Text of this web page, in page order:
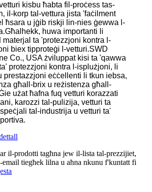
kisbu ħabta fil-proċess tas-
il-korp tal-vettura jista 'faċilment
ħsara u jġib riskji lin-nies ġewwa l-
huwa importanti li
materjal ta 'protezzjoni kontra l-
biex tipproteġi l-vetturi.SWD
Co., USA żviluppat kisi ta 'qawwa
protezzjoni kontra l-isplużjoni, li
prestazzjoni eċċellenti li tkun iebsa,
għall-brix u reżistenza għall-
użat ħafna fuq vetturi korazzati
karozzi tal-pulizija, vetturi ta
tal-industrija u vetturi ta'
il-prodotti tagħna jew il-lista tal-prezzijiet,
tiegħek lilna u aħna nkunu f'kuntatt fi